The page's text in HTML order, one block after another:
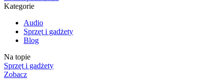
Kategorie
Audio
Sprzęt i gadżety
Blog
Na topie
Sprzęt i gadżety
Zobacz